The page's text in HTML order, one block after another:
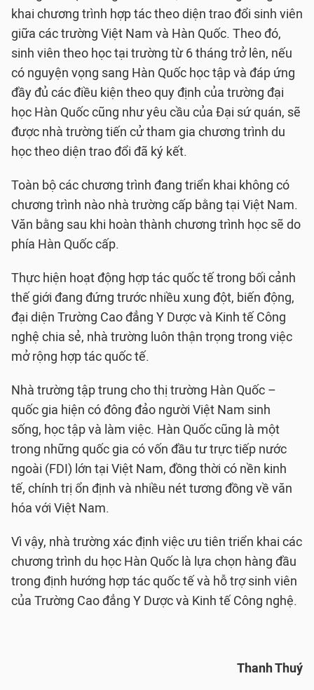
khai chương trình hợp tác theo diện trao đổi sinh viên
giữa các trường Việt Nam và Hàn Quốc. Theo đó,
sinh viên theo học tại trường từ 6 tháng trở lên, nếu
có nguyện vọng sang Hàn Quốc học tập và đáp ứng
đầy đủ các điều kiện theo quy định của trường đại
học Hàn Quốc cũng như yêu cầu của Đại sứ quán, sẽ
được nhà trường tiến cử tham gia chương trình du
học theo diện trao đổi đã ký kết.
Toàn bộ các chương trình đang triển khai không có
chương trình nào nhà trường cấp bằng tại Việt Nam.
Văn bằng sau khi hoàn thành chương trình học sẽ do
phía Hàn Quốc cấp.
Thực hiện hoạt động hợp tác quốc tế trong bối cảnh
thế giới đang đứng trước nhiều xung đột, biến động,
đại diện Trường Cao đẳng Y Dược và Kinh tế Công
nghệ chia sẻ, nhà trường luôn thận trọng trong việc
mở rộng hợp tác quốc tế.
Nhà trường tập trung cho thị trường Hàn Quốc –
quốc gia hiện có đông đảo người Việt Nam sinh
sống, học tập và làm việc. Hàn Quốc cũng là một
trong những quốc gia có vốn đầu tư trực tiếp nước
ngoài (FDI) lớn tại Việt Nam, đồng thời có nền kinh
tế, chính trị ổn định và nhiều nét tương đồng về văn
hóa với Việt Nam.
Vì vậy, nhà trường xác định việc ưu tiên triển khai các
chương trình du học Hàn Quốc là lựa chọn hàng đầu
trong định hướng hợp tác quốc tế và hỗ trợ sinh viên
của Trường Cao đẳng Y Dược và Kinh tế Công nghệ.
Thanh Thuý